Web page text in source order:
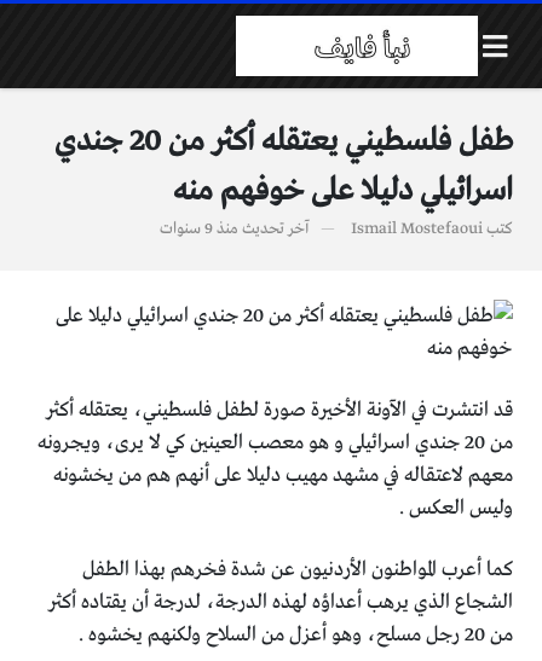
طفل فلسطيني يعتقله أكثر من 20 جندي
اسرائيلي دليلا على خوفهم منه
كتبIsmail Mostefaoui آخر تحديث منذ 9 سنوات
قد انتشرت في الآونة الأخيرة صورة لطفل فلسطيني، يعتقله أكثر
من 20 جندي اسرائيلي و هو معصب العينين كي لا يرى، ويجرونه
معهم لاعتقاله في مشهد مهيب دليلا على أنهم هم من يخشونه
وليس العكس .
كما أعرب المواطنون الأردنيون عن شدة فخرهم بهذا الطفل
الشجاع الذي يرهب أعداؤه لهذه الدرجة، لدرجة أن يقتاده أكثر
من 20 رجل مسلح، وهو أعزل من السلاح ولكنهم يخشوه .